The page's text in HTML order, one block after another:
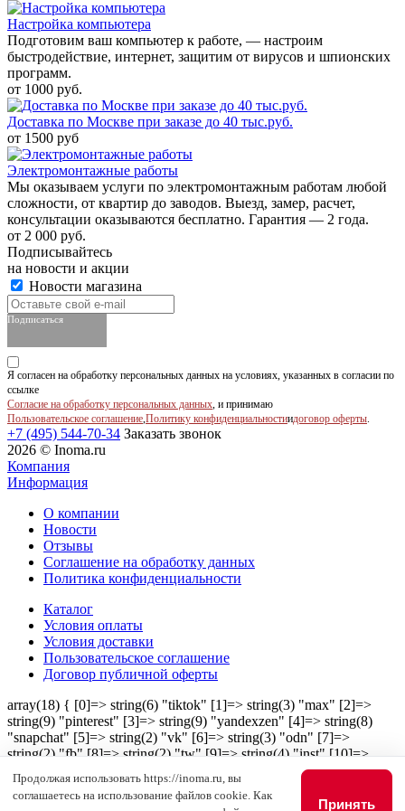
Настройка компьютера
Подготовим ваш компьютер к работе, — настроим
быстродействие, интернет, защитим от вирусов и шпионских
программ.
от 1000 руб.
Доставка по Москве при заказе до 40 тыс.руб.
от 1500 руб
Электромонтажные работы
Мы оказываем услуги по электромонтажным работам любой
сложности, от квартир до заводов. Выезд, замер, расчет,
консультации оказываются бесплатно. Гарантия — 2 года.
от 2 000 руб.
Подписывайтесь
на новости и акции
Новости магазина
Подписаться
Я согласен на обработку персональных данных на условиях, указанных в согласии по
ссылке
Согласие на обработку персональных данных, и принимаю
Пользовательское соглашение,Политику конфиденциальностиидоговор оферты.
+7 (495) 544-70-34 Заказать звонок
2026 © Inoma.ru
Компания
Информация
О компании
Новости
Отзывы
Соглашение на обработку данных
Политика конфиденциальности
Каталог
Условия оплаты
Условия доставки
Пользовательское соглашение
Договор публичной оферты
array(18) { [0]=> string(6) "tiktok" [1]=> string(3) "max" [2]=>
string(9) "pinterest" [3]=> string(9) "yandexzen" [4]=> string(8)
"snapchat" [5]=> string(2) "vk" [6]=> string(3) "odn" [7]=>
string(2) "fb" [8]=> string(2) "tw" [9]=> string(4) "inst" [10]=>
string(4) "mail" [11]=> string(7) "youtube" [12]=> string(8)
"telegram" [13]=> string(11) "google_plus" [14]=> string(5) "viber"
[15]=> string(8) "whatsapp" [16]=> string(8) "linkedin" [17]=>
Продолжая использовать https://inoma.ru, вы
соглашаетесь на использование файлов cookie. Как
Принять